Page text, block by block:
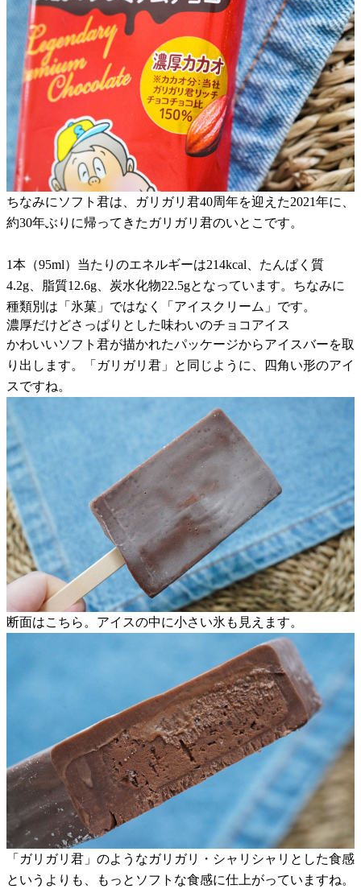
ちなみにソフト君は、ガリガリ君40周年を迎えた2021年に、
約30年ぶりに帰ってきたガリガリ君のいとこです。
1本（95ml）当たりのエネルギーは214kcal、たんぱく質
4.2g、脂質12.6g、炭水化物22.5gとなっています。ちなみに
種類別は「氷菓」ではなく「アイスクリーム」です。
濃厚だけどさっぱりとした味わいのチョコアイス
かわいいソフト君が描かれたパッケージからアイスバーを取
り出します。「ガリガリ君」と同じように、四角い形のアイ
スですね。
断面はこちら。アイスの中に小さい氷も見えます。
「ガリガリ君」のようなガリガリ・シャリシャリとした食感
というよりも、もっとソフトな食感に仕上がっていますね。